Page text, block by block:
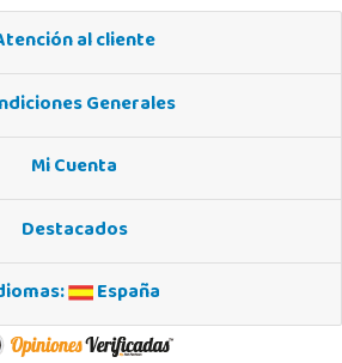
al cliente
Generales
Mi Cuenta
Destacados
España